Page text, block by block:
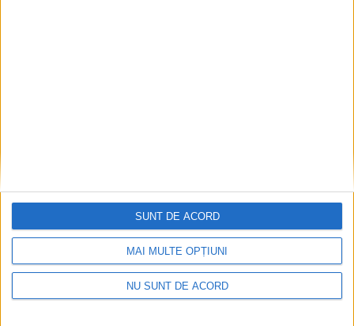
MAI MULTE OPȚIUNI
NU SUNT DE ACORD
SUNT DE ACORD